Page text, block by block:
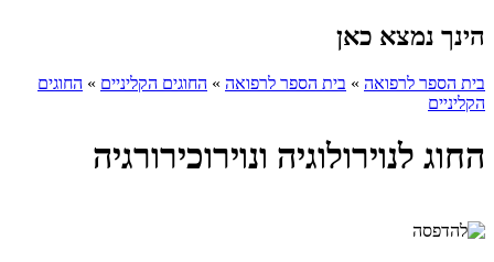
הינך נמצא כאן
בית הספר לרפואה » בית הספר לרפואה » החוגים הקליניים » החוגים
הקליניים
החוג לנוירולוגיה ונוירוכירורגיה